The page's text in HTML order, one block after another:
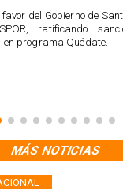
del Gobierno de
ratificando
programa Quédate.
MÁS NOTICIAS